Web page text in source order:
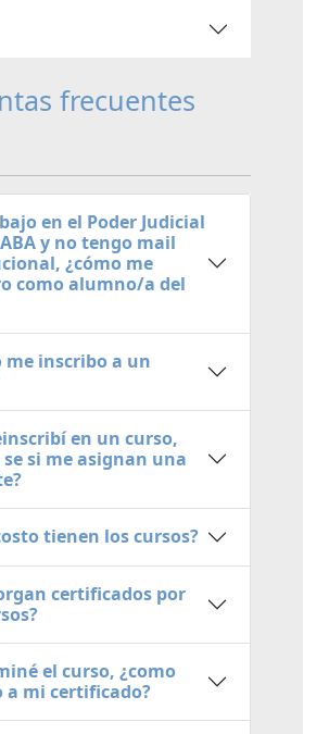
frecuentes
en el Poder Judicial
y no tengo mail
¿cómo me
como alumno/a del
me inscribo a un
en un curso,
se si me asignan una
tienen los cursos?
certificados por
el curso, ¿como
a mi certificado?